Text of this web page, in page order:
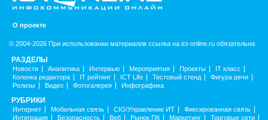
О проекте
© 2004-2026 При использовании материалов ссылка на ict-online.ru обязательна
РАЗДЕЛЫ
Новости Аналитика Интервью Мероприятия Проекты
IT класс
Колонка редактора
IT рейтинг ICT Life Тестовый стенд
Фигура речи
Релизы
Видео Фотогалерея Инфографика
РУБРИКИ
Интернет Мобильная связь CIO/Управление ИТ
Фиксированная связь
Интеграция
Безопасность Веб Рынок ПК Маркетинг Торговые сети